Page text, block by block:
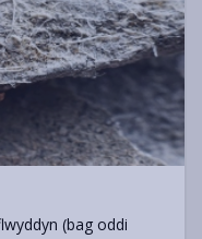
(bag oddi